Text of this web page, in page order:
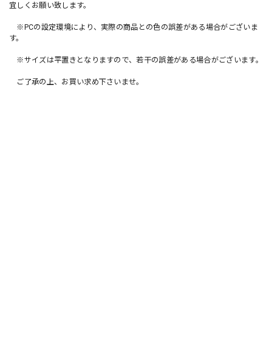
宜しくお願い致します。
※PCの設定環境により、実際の商品との色の誤差がある場合がございま
す。
※サイズは平置きとなりますので、若干の誤差がある場合がございます。
ご了承の上、お買い求め下さいませ。